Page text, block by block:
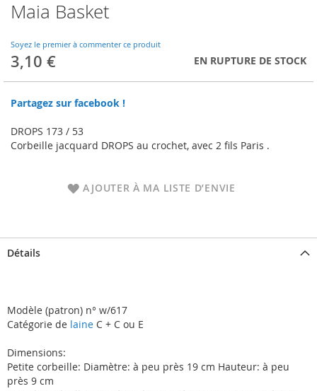
Maia Basket
Soyez le premier à commenter ce produit
3,10 € EN RUPTURE DE STOCK
Partagez sur facebook !
DROPS 173 / 53
Corbeille jacquard DROPS au crochet, avec 2 fils Paris .
AJOUTER À MA LISTE D’ENVIE
Skip
to
beginning
of
the
gallery
Détails
Modèle (patron) n° w/617
Catégorie de laine C + C ou E
Dimensions:
Petite corbeille: Diamètre: à peu près 19 cm Hauteur: à peu
près 9 cm